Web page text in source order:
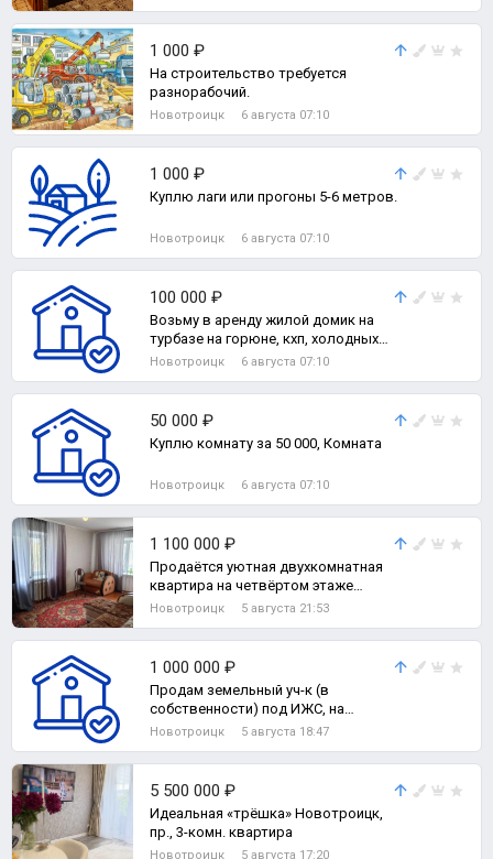
1 000 ₽
На строительство требуется
разнорабочий.
Новотроицк 6 августа 07:10
1 000 ₽
Куплю лаги или прогоны 5-6 метров.
Новотроицк 6 августа 07:10
100 000 ₽
Возьму в аренду жилой домик на
турбазе на горюне, кхп, холодных
ключах., Комната
Новотроицк 6 августа 07:10
50 000 ₽
Куплю комнату за 50 000, Комната
Новотроицк 6 августа 07:10
1 100 000 ₽
Продаётся уютная двухкомнатная
квартира на четвёртом этаже
кирпичного дома, по адресу
Новотроицк 5 августа 21:53
1 000 000 ₽
Продам земельный уч-к (в
собственности) под ИЖС, на
участке расположен домик
Земельный участок
Новотроицк 5 августа 18:47
5 500 000 ₽
Идеальная «трёшка» Новотроицк,
пр., 3-комн. квартира
Новотроицк 5 августа 17:20